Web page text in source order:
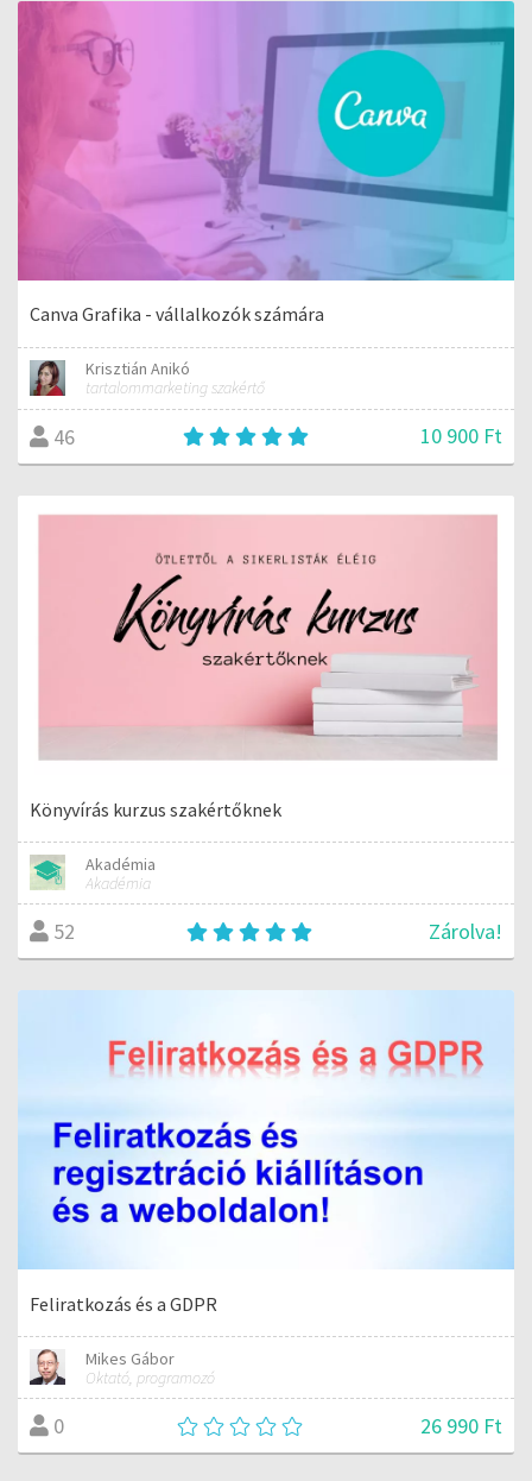
Canva Grafika - vállalkozók számára
Krisztián Anikó
tartalommarketing szakértő
46 10 900 Ft
Könyvírás kurzus szakértőknek
Akadémia
Akadémia
52 Zárolva!
Feliratkozás és a GDPR
Mikes Gábor
Oktató, programozó
0 26 990 Ft